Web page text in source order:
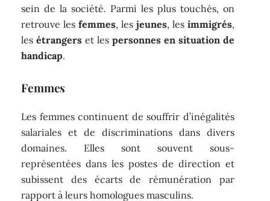
sein de la société. Parmi les plus touchés, on
retrouve lesfemmes, les jeunes, les immigrés,
lesétrangers et les personnes en situation de
handicap.
Femmes
Les femmes continuent de souffrir d’inégalités
salariales et de discriminations dans divers
domaines. Elles sont souvent sous-
représentées dans les postes de direction et
subissent des écarts de rémunération par
rapport à leurs homologues masculins.